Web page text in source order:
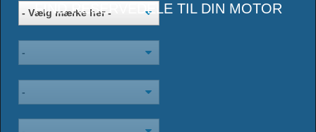
FIND RESERVEDELE TIL DIN MOTOR